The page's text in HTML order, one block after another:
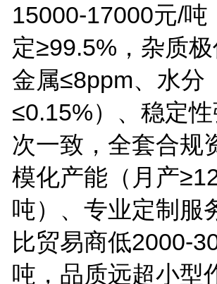
15000-17000元/吨
定≥99.5% ，杂质
金属≤8ppm、水分
≤0.15%）、稳定
次一致，全套合规
模化产能（月产≥
吨）、专业定制服
比贸易商低2000-
吨，品质远超小型